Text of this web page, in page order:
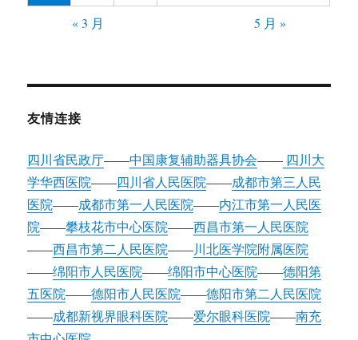
« 3 月
5 月 »
友情连接
四川省民政厅——中国康复辅助器具协会—— 四川大
学华西医院——四川省人民医院——成都市第三人民
医院——成都市第一人民医院——内江市第一人民医
院——攀枝花市中心医院——西昌市第一人民医院
——西昌市第二人民医院——川北医学院附属医院
——绵阳市人民医院——绵阳市中心医院——德阳第
五医院——德阳市人民医院——德阳市第二人民医院
——成都新视界眼科医院——爱尔眼科医院——南充